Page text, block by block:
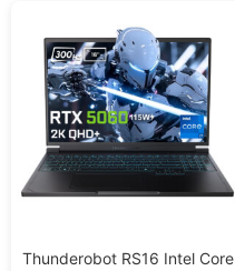
Thunderobot RS16 Intel Core